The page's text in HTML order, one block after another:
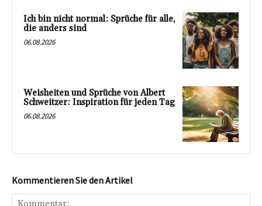
Ich bin nicht normal: Sprüche für alle,
die anders sind
06.08.2026
Weisheiten und Sprüche von Albert
Schweitzer: Inspiration für jeden Tag
06.08.2026
Kommentieren Sie den Artikel